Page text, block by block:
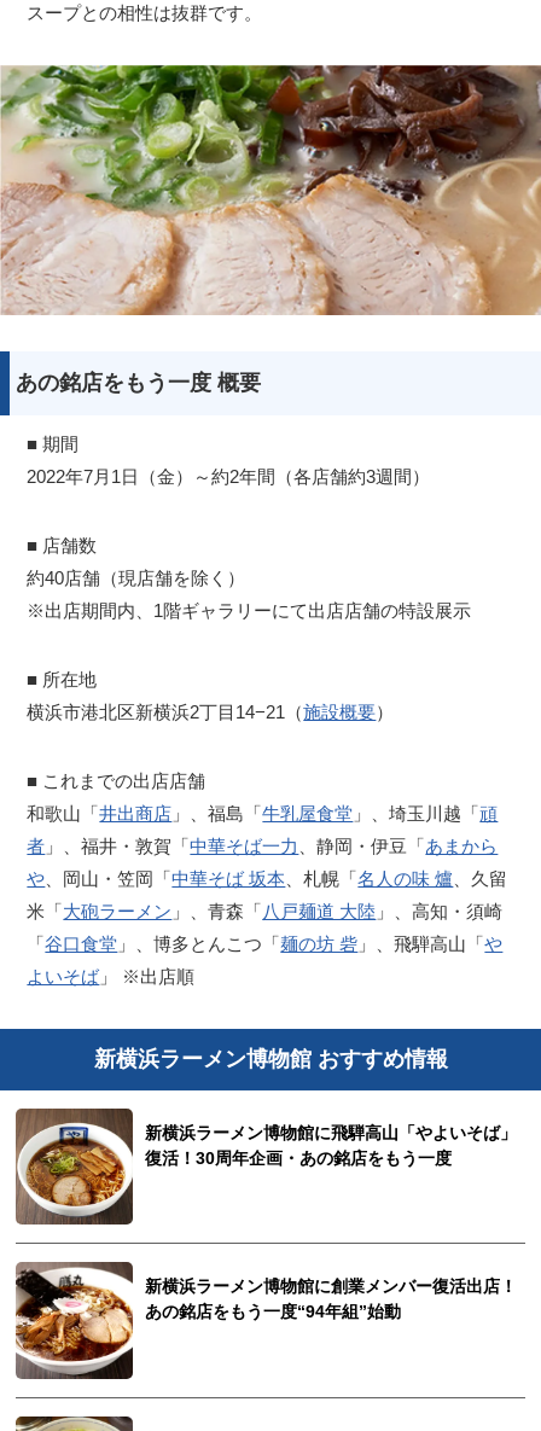
スープとの相性は抜群です。
あの銘店をもう一度 概要
■ 期間
2022年7月1日（金）～約2年間（各店舗約3週間）
■ 店舗数
約40店舗（現店舗を除く）
※出店期間内、1階ギャラリーにて出店店舗の特設展示
■ 所在地
横浜市港北区新横浜2丁目14−21（施設概要）
■ これまでの出店店舗
和歌山「井出商店 」、福島「牛乳屋食堂 」、埼玉川越「頑
者 」、福井・敦賀「中華そば一力 、静岡・伊豆「あまから
や 、岡山・笠岡「中華そば 坂本 、札幌「名人の味 爐 、久留
米「大砲ラーメン 」、青森「八戸麺道 大陸 」、高知・須崎
「谷口食堂 」、博多とんこつ「麺の坊 砦 」、飛騨高山「や
よいそば」 ※出店順
新横浜ラーメン博物館 おすすめ情報
新横浜ラーメン博物館に飛騨高山「やよいそば」
復活！30周年企画・あの銘店をもう一度
新横浜ラーメン博物館に創業メンバー復活出店！
あの銘店をもう一度“94年組”始動